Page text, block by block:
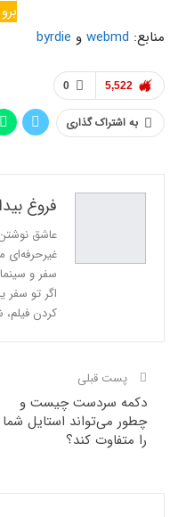
منابع: webmd و byrdie
0 5,522
به اشتراک گذاری
فروغ
عاشق
غیرحرفه‌ای
سفر و
اگر تو سفر
کردن
پست قبلی
دکمه سردست چیست و
چطور می‌تواند استایل شما
را متفاوت کند؟